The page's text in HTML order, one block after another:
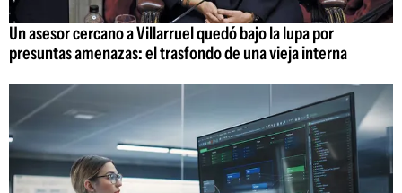
Un asesor cercano a Villarruel quedó bajo la lupa por
presuntas amenazas: el trasfondo de una vieja interna